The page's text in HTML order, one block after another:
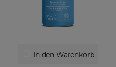
In den Warenkorb